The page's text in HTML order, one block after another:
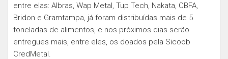
entre elas: Albras, Wap Metal, Tup Tech, Nakata, CBFA,
Bridon e Gramtampa, já foram distribuídas mais de 5
toneladas de alimentos, e nos próximos dias serão
entregues mais, entre eles, os doados pela Sicoob
CredMetal.